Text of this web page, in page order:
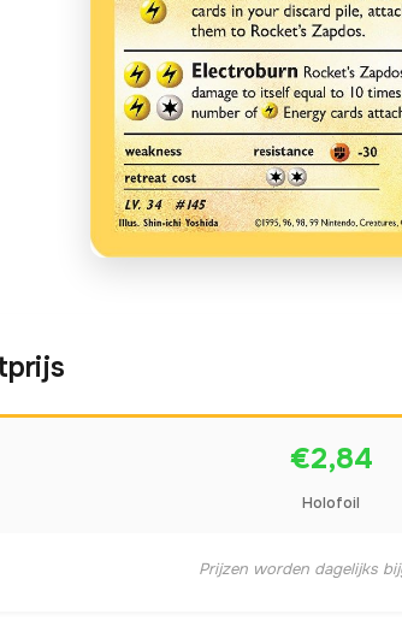
€2,84
Holofoil
Prijzen worden dagelijks